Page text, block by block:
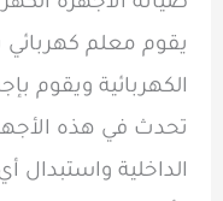
يقوم معلم
الكهربائية ويقوم
تحدث في هذه
الداخلية واستبدال